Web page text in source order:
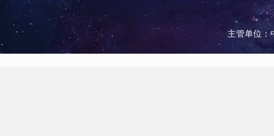
主管单位：